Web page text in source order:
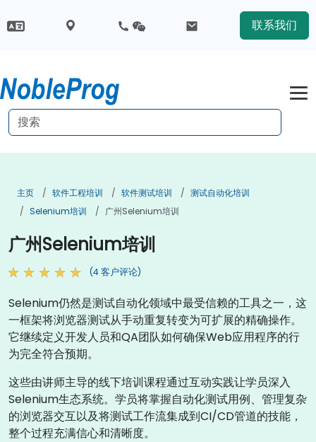
联系我们
主页 软件工程培训 软件测试培训
测试自动化培训
Selenium培训
广州Selenium培训
广州Selenium培训
(4 客户评论)
Selenium仍然是测试自动化领域中最受信赖的工具之一，这
一框架将浏览器测试从手动重复转变为可扩展的精确操作。
它继续定义开发人员和QA团队如何确保Web应用程序的行
为完全符合预期。
这些由讲师主导的线下培训课程通过互动实践让学员深入
Selenium生态系统。学员将掌握自动化测试用例、管理复杂
的浏览器交互以及将测试工作流集成到CI/CD管道的技能，
整个过程充满信心和清晰度。